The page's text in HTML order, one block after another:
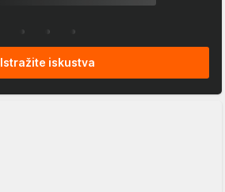
Istražite iskustva